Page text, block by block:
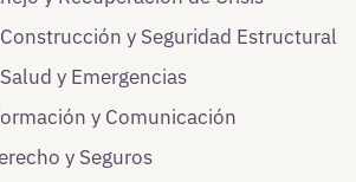
y Seguridad Estructural
y Emergencias
y Comunicación
y Seguros